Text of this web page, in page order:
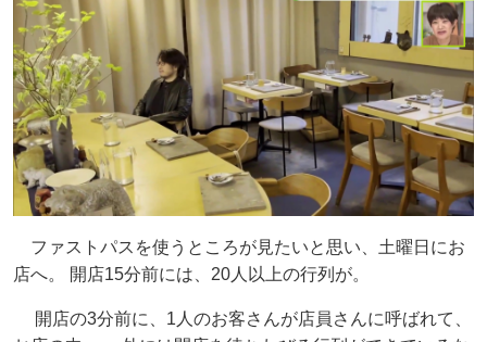
ファストパスを使うところが見たいと思い、土曜日にお
店へ。 開店15分前には、20人以上の行列が。
開店の3分前に、1人のお客さんが店員さんに呼ばれて、